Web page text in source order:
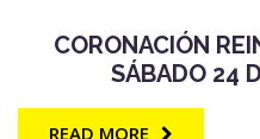
CORONACIÓN
SÁBADO 24
READ MORE